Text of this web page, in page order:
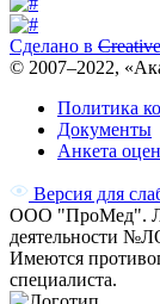
Сделано в Creative
© 2007–2022,
Политика
Документы
Анкета
Версия для
ООО "ПроМед".
деятельности
Имеются
специалиста.